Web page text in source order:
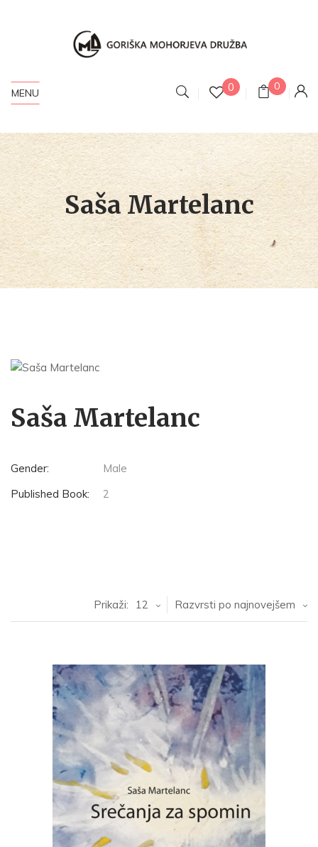
MENU 0 0
Saša Martelanc
Saša Martelanc
Gender:
Male
Published Book:
2
Razvrsti po najnovejšem
Prikaži: 12